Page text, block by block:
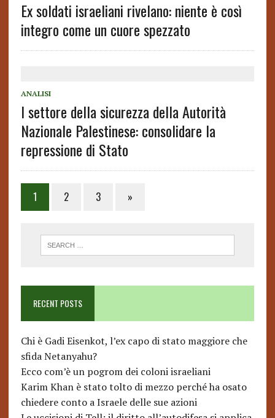
Ex soldati israeliani rivelano: niente è così
integro come un cuore spezzato
ANALISI
l settore della sicurezza della Autorità
Nazionale Palestinese: consolidare la
repressione di Stato
1 2 3 »
RECENT POSTS
Chi è Gadi Eisenkot, l’ex capo di stato maggiore che
sfida Netanyahu?
Ecco com’è un pogrom dei coloni israeliani
Karim Khan è stato tolto di mezzo perché ha osato
chiedere conto a Israele delle sue azioni